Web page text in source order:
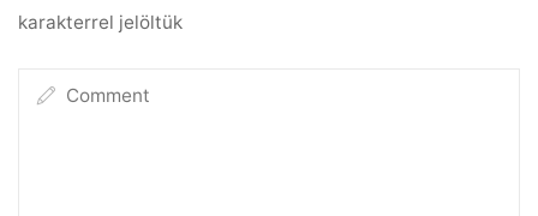
karakterrel jelöltük